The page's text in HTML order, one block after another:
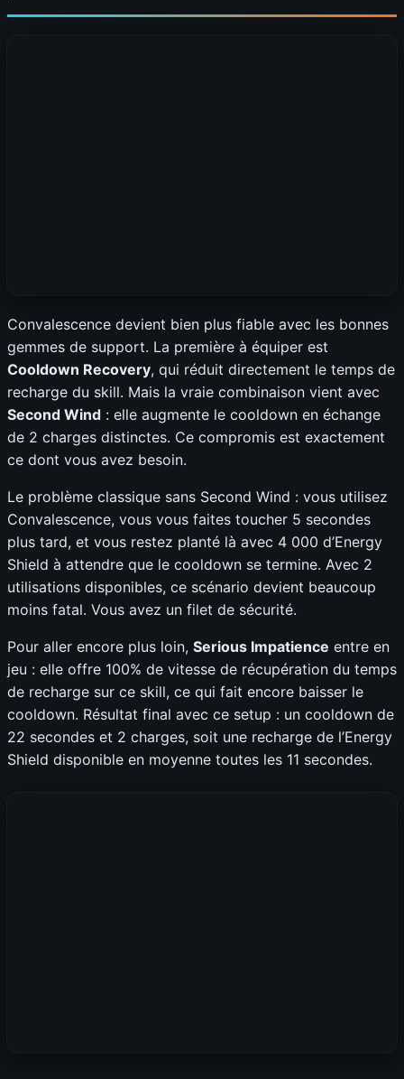
Convalescence devient bien plus fiable avec les bonnes
gemmes de support. La première à équiper est
Cooldown Recovery, qui réduit directement le temps de
recharge du skill. Mais la vraie combinaison vient avec
Second Wind : elle augmente le cooldown en échange
de 2 charges distinctes. Ce compromis est exactement
ce dont vous avez besoin.
Le problème classique sans Second Wind : vous utilisez
Convalescence, vous vous faites toucher 5 secondes
plus tard, et vous restez planté là avec 4 000 d’Energy
Shield à attendre que le cooldown se termine. Avec 2
utilisations disponibles, ce scénario devient beaucoup
moins fatal. Vous avez un filet de sécurité.
Pour aller encore plus loin, Serious Impatience entre en
jeu : elle offre 100% de vitesse de récupération du temps
de recharge sur ce skill, ce qui fait encore baisser le
cooldown. Résultat final avec ce setup : un cooldown de
22 secondes et 2 charges, soit une recharge de l’Energy
Shield disponible en moyenne toutes les 11 secondes.